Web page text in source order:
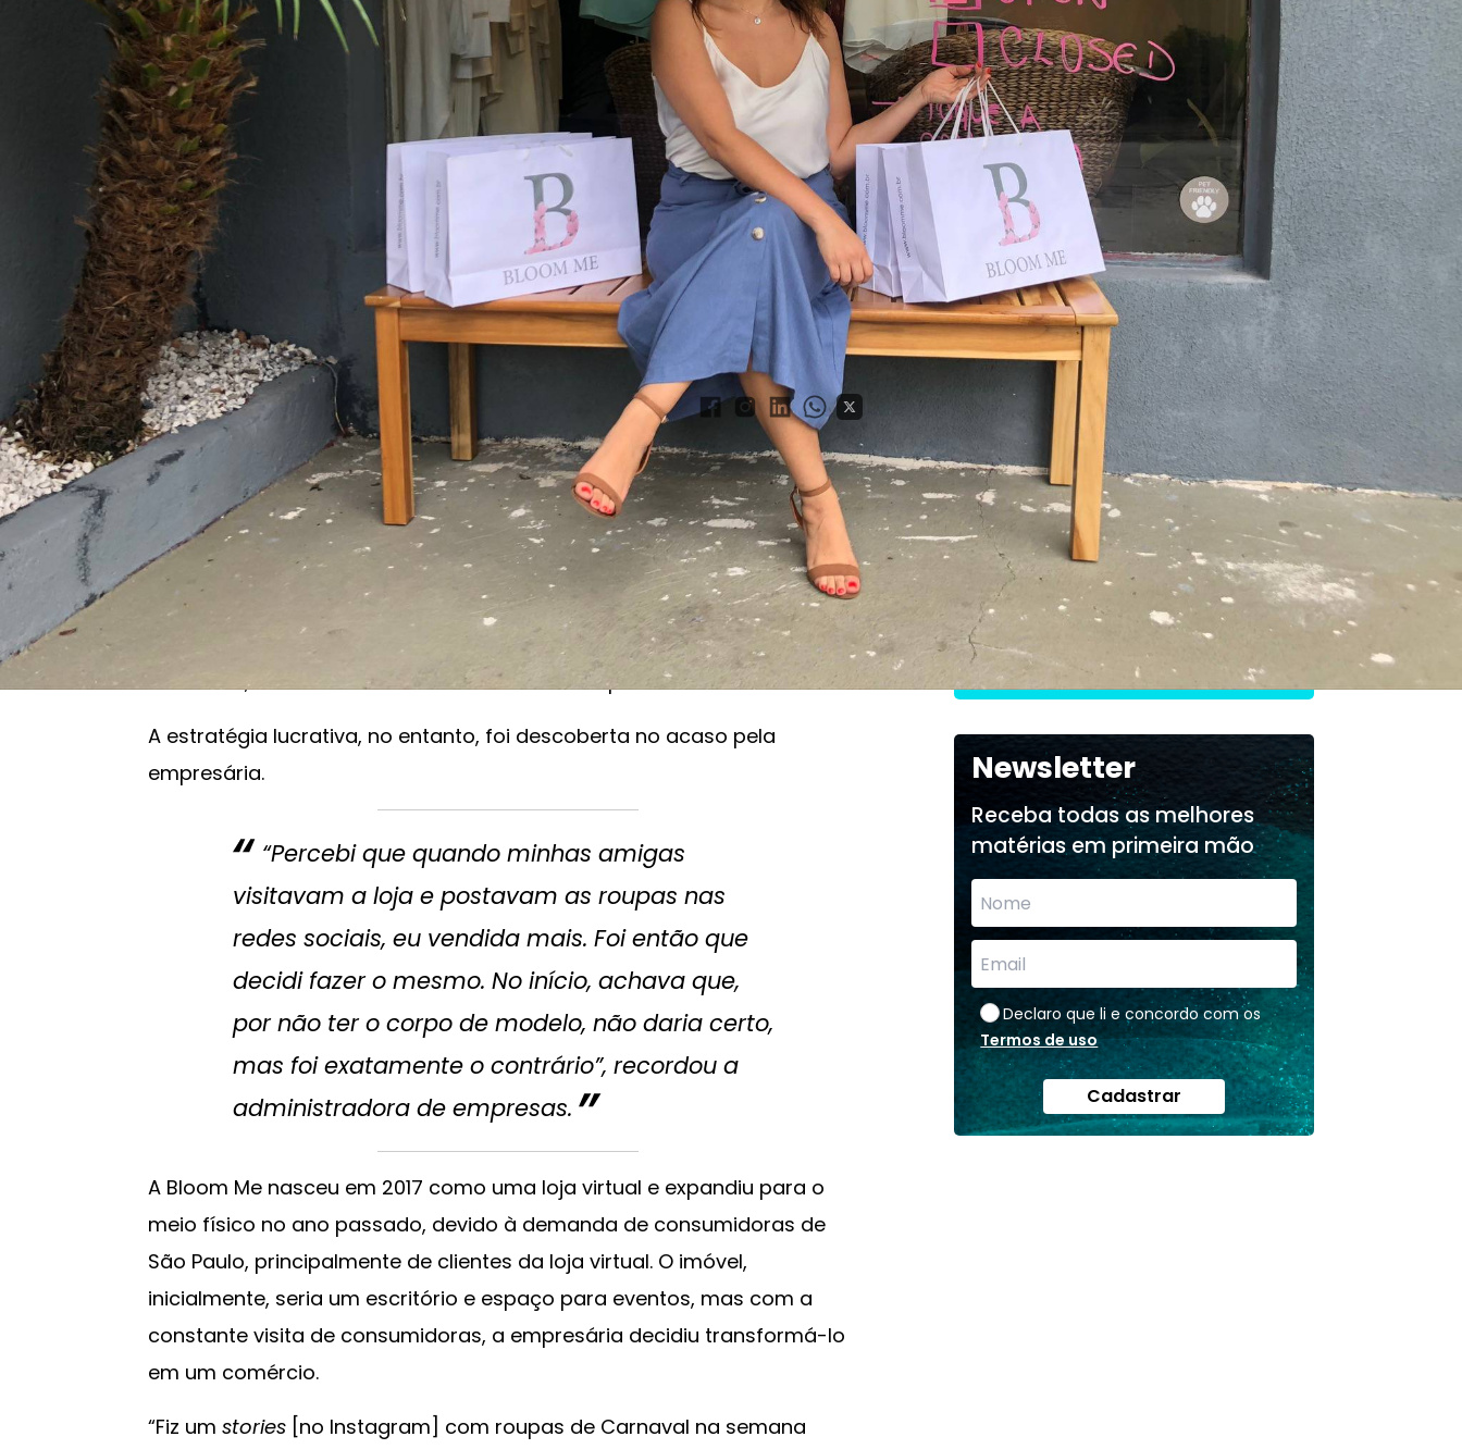
A empresária administradora da Bloom Me, Raquel Damasceno
Estratégia de vendas
Dona de grife vira modelo de sua marca e
dobra faturamento com redes sociais
Patrícia Basilio, especial para Gazeta do Povo
13/02/2020 21:02
Nas redes sociais da grife Bloom Me, não há apenas modelos magras e
produzidas vestidas com as peças da marca. Clientes, parceiros e a
própria empresária, Raquel Damasceno, são fotografadas também para
destacar como as roupas têm caimento no corpo da mulher brasileira —
curvilínea e com diversas medidas. Com a estratégia, a boutique
feminina, que nasceu como loja virtual e hoje tem um ponto físico em
São Paulo, viu seu faturamento dobrar de 2018 para 2019.
A estratégia lucrativa, no entanto, foi descoberta no acaso pela
empresária.
“Percebi que quando minhas amigas
visitavam a loja e postavam as roupas nas
redes sociais, eu vendida mais. Foi então que
decidi fazer o mesmo. No início, achava que,
por não ter o corpo de modelo, não daria certo,
mas foi exatamente o contrário”, recordou a
administradora de empresas.
A Bloom Me nasceu em 2017 como uma loja virtual e expandiu para o
meio físico no ano passado, devido à demanda de consumidoras de
São Paulo, principalmente de clientes da loja virtual. O imóvel,
inicialmente, seria um escritório e espaço para eventos, mas com a
constante visita de consumidoras, a empresária decidiu transformá-lo
em um comércio.
“Fiz um stories [no Instagram] com roupas de Carnaval na semana
As mais lidas da
semana
1
Do produto ao ecossistema:
como empresas estão
criando vantagem
competitiva
2
Fim da Era do "Boa Gente"
na Empresa
O que aprendi fazendo
negócios em Portugal
Newsletter
Receba todas as melhores
matérias em primeira mão
Declaro que li e concordo com os
Termos de uso
Cadastrar